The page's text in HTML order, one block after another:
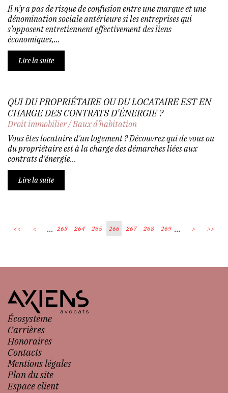
Il n’y a pas de risque de confusion entre une marque et une
dénomination sociale antérieure si les entreprises qui
s’opposent entretiennent effectivement des liens
économiques,...
Lire la suite
QUI DU PROPRIÉTAIRE OU DU LOCATAIRE EST EN
CHARGE DES CONTRATS D'ÉNERGIE ?
Droit immobilier/Baux d'habitation
Vous êtes locataire d'un logement ? Découvrez qui de vous ou
du propriétaire est à la charge des démarches liées aux
contrats d'énergie...
Lire la suite
<< < ... 263 264 265 266 267 268 269 ... > >>
Écosystème
Carrières
Honoraires
Contacts
Mentions légales
Plan du site
Espace client